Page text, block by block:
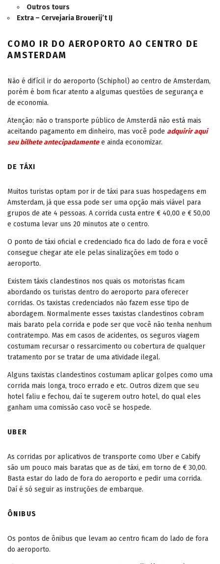
Outros tours
Extra – Cervejaria Brouerij’t IJ
COMO IR DO AEROPORTO AO CENTRO DE
AMSTERDAM
Não é difícil ir do aeroporto (Schiphol) ao centro de Amsterdam,
porém é bom ficar atento a algumas questões de segurança e
de economia.
Atenção: não o transporte público de Amsterdã não está mais
aceitando pagamento em dinheiro, mas você pode adquirir aqui
seu bilhete antecipadamentee ainda economizar.
DE TÁXI
Muitos turistas optam por ir de táxi para suas hospedagens em
Amsterdam, já que essa pode ser uma opção mais viável para
grupos de ate 4 pessoas. A corrida custa entre € 40,00 e € 50,00
e costuma levar uns 20 minutos ate o centro.
O ponto de táxi oficial e credenciado fica do lado de fora e você
consegue chegar ate ele pelas sinalizações em todo o
aeroporto.
Existem táxis clandestinos nos quais os motoristas ficam
abordando os turistas dentro do aeroporto para oferecer
corridas. Os taxistas credenciados não fazem esse tipo de
abordagem. Normalmente esses taxistas clandestinos cobram
mais barato pela corrida e pode ser que você não tenha nenhum
contratempo. Mas em casos de acidentes, os seguros viagem
costumam recursar o ressarcimento ou cobertura de qualquer
tratamento por se tratar de uma atividade ilegal.
Alguns taxistas clandestinos costumam aplicar golpes como uma
corrida mais longa, troco errado e etc. Outros dizem que seu
hotel faliu e fechou, daí te sugerem outro hotel, do qual eles
ganham uma comissão caso você se hospede.
UBER
As corridas por aplicativos de transporte como Uber e Cabify
são um pouco mais baratas que as de táxi, em torno de € 30,00.
Basta estar do lado de fora do aeroporto e pedir uma corrida.
Daí é só seguir as instruções de embarque.
ÔNIBUS
Os pontos de ônibus que levam ao centro ficam do lado de fora
do aeroporto.